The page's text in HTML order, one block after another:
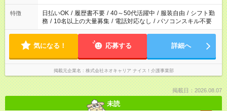
特徴 日払いOK / 履歴書不要 / 40～50代活躍中 / 服装自由 / シフト勤
務 / 10名以上の大量募集 / 電話対応なし / パソコンスキル不要
気になる！ 応募する 詳細へ
掲載元企業名 株式会社ネオキャリア ナイス！介護事業部
掲載日：2026.08.07
未読